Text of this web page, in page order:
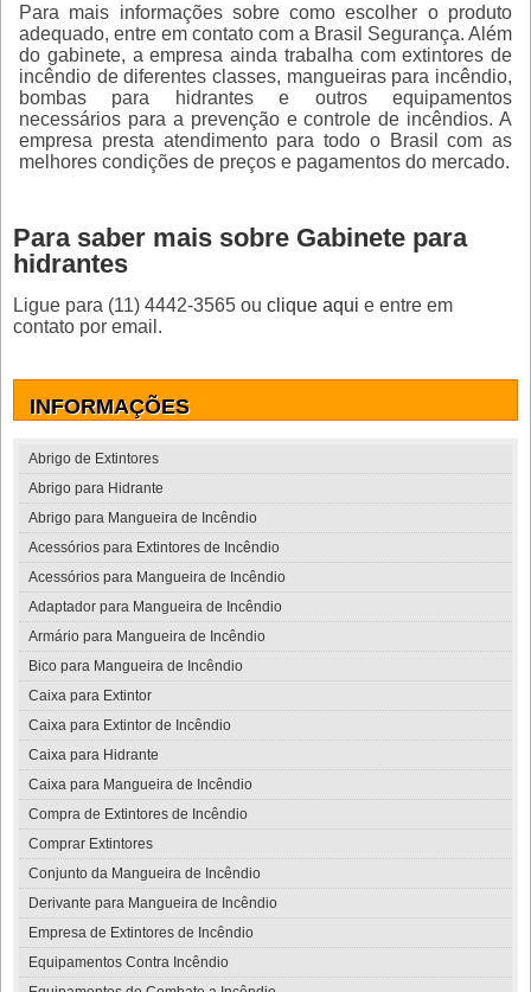
Para mais informações sobre como escolher o produto
adequado, entre em contato com a Brasil Segurança. Além
do gabinete, a empresa ainda trabalha com extintores de
incêndio de diferentes classes, mangueiras para incêndio,
bombas para hidrantes e outros equipamentos
necessários para a prevenção e controle de incêndios. A
empresa presta atendimento para todo o Brasil com as
melhores condições de preços e pagamentos do mercado.
Para saber mais sobre Gabinete para
hidrantes
Ligue para (11) 4442-3565 ou clique aqui e entre em
contato por email.
INFORMAÇÕES
Abrigo de Extintores
Abrigo para Hidrante
Abrigo para Mangueira de Incêndio
Acessórios para Extintores de Incêndio
Acessórios para Mangueira de Incêndio
Adaptador para Mangueira de Incêndio
Armário para Mangueira de Incêndio
Bico para Mangueira de Incêndio
Caixa para Extintor
Caixa para Extintor de Incêndio
Caixa para Hidrante
Caixa para Mangueira de Incêndio
Compra de Extintores de Incêndio
Comprar Extintores
Conjunto da Mangueira de Incêndio
Derivante para Mangueira de Incêndio
Empresa de Extintores de Incêndio
Equipamentos Contra Incêndio